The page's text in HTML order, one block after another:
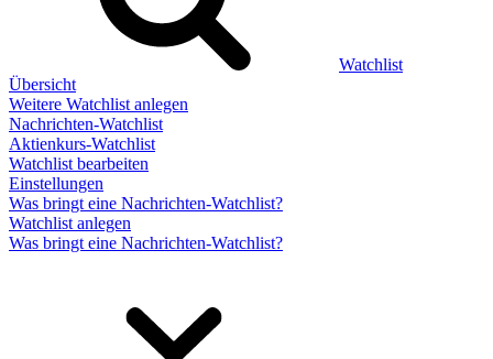
Watchlist
Übersicht
Weitere Watchlist anlegen
Nachrichten-Watchlist
Aktienkurs-Watchlist
Watchlist bearbeiten
Einstellungen
Was bringt eine Nachrichten-Watchlist?
Watchlist anlegen
Was bringt eine Nachrichten-Watchlist?